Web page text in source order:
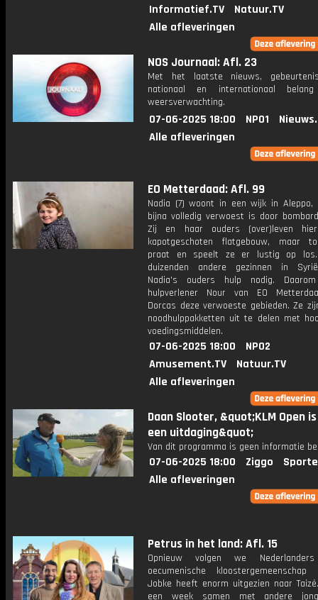
Informatief.TV
Natuur.TV
Alle afleveringen
NOS Journaal: Afl. 23
Met het laatste nieuws,
nationaal en internationaal
weersverwachting.
07-06-2025 18:00 NPO1
Alle afleveringen
EO Metterdaad: Afl. 99
Nadia (7) woont in een wijk in Aleppo,
bijna volledig verwoest is door
Zij en haar ouders (over)leven
kapotgeschoten flatgebouw, maar
praat en speelt ze er lustig op
duizenden andere gezinnen in
Nadia's ouders hulp nodig.
hulpverlener Nour van EO
Dorcas deze verwoeste gebieden. Ze
noodhulppakketten uit te delen met
voedingsmiddelen.
07-06-2025 18:00
NPO2
Amusement.TV
Natuur.TV
Alle afleveringen
Daan Slooter, &quot;KLM Open
een uitdaging&quot;
Van dit programma is geen informatie
07-06-2025 18:00 Ziggo
Alle afleveringen
Petrus in het land: Afl. 15
Opnieuw volgen we
oecumenische
Jobke heeft enorm uitgezien naar
een week samen met andere